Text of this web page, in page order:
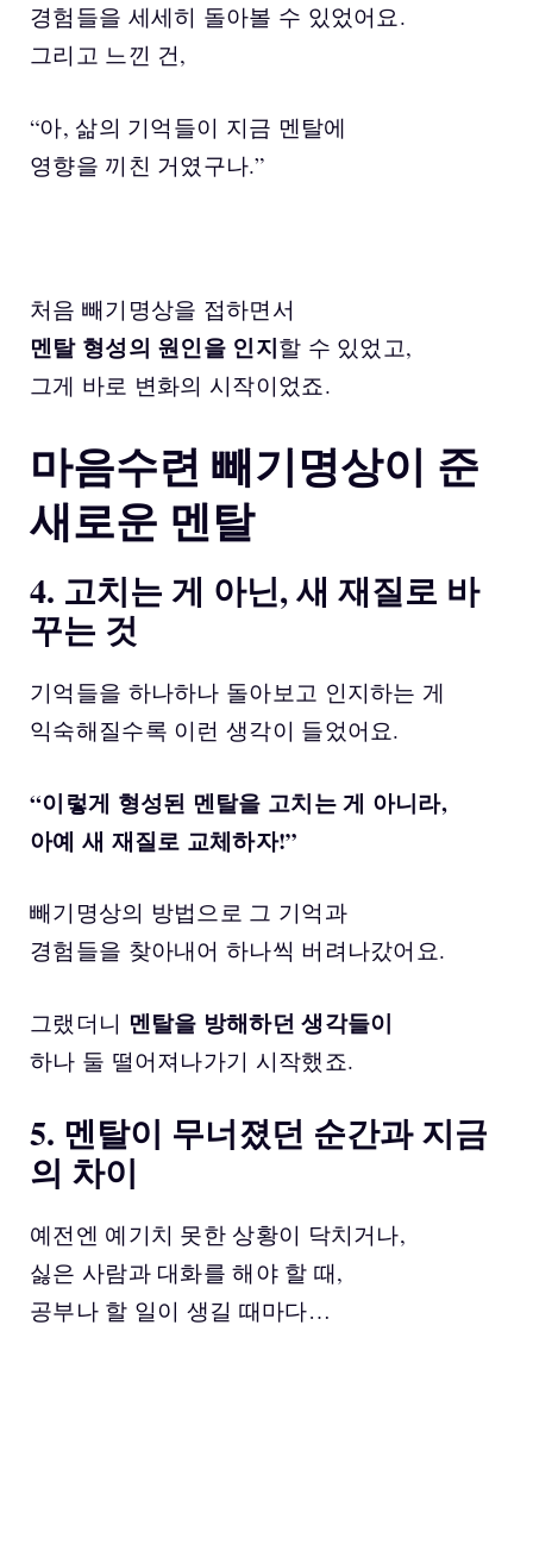
경험들을 세세히 돌아볼 수 있었어요.
그리고 느낀 건,
“아, 삶의 기억들이 지금 멘탈에
영향을 끼친 거였구나.”
처음 빼기명상을 접하면서
멘탈 형성의 원인을 인지할 수 있었고,
그게 바로 변화의 시작이었죠.
마음수련 빼기명상이 준
새로운 멘탈
4. 고치는 게 아닌, 새 재질로 바
꾸는 것
기억들을 하나하나 돌아보고 인지하는 게
익숙해질수록 이런 생각이 들었어요.
“이렇게 형성된 멘탈을 고치는 게 아니라,
아예 새 재질로 교체하자!”
빼기명상의 방법으로 그 기억과
경험들을 찾아내어 하나씩 버려나갔어요.
그랬더니 멘탈을 방해하던 생각들이
하나 둘 떨어져나가기 시작했죠.
5. 멘탈이 무너졌던 순간과 지금
의 차이
예전엔 예기치 못한 상황이 닥치거나,
싫은 사람과 대화를 해야 할 때,
공부나 할 일이 생길 때마다…